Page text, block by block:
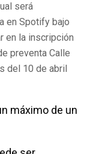
será
en Spotify bajo
en la inscripción
preventa Calle
del 10 de abril
máximo de un